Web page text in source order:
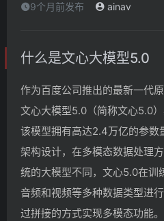
9个月前发布 ainav
什么是文心大模型5.0
作为百度公司推出的最新一代
文心大模型5.0（简称文心5.0）
该模型拥有高达2.4万亿的参数
架构设计，在多模态数据处理
统的大模型不同，文心5.0在训
音频和视频等多种数据类型进
过拼接的方式实现多模态功能。